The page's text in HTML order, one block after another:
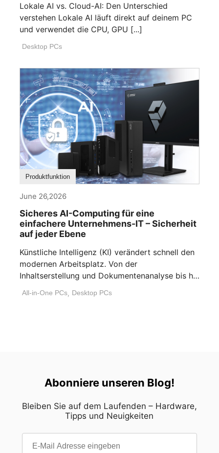
Lokale AI vs. Cloud-AI: Den Unterschied
verstehen Lokale AI läuft direkt auf deinem PC
und verwendet die CPU, GPU [...]
Desktop PCs
Produktfunktion
June 26,2026
Sicheres AI-Computing für eine
einfachere Unternehmens-IT – Sicherheit
auf jeder Ebene
Künstliche Intelligenz (KI) verändert schnell den
modernen Arbeitsplatz. Von der
Inhaltserstellung und Dokumentenanalyse bis hin
All-in-One PCs, Desktop PCs
Abonniere unseren Blog!
Bleiben Sie auf dem Laufenden – Hardware,
Tipps und Neuigkeiten